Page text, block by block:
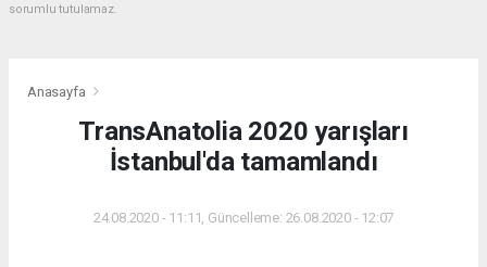
sorumlu tutulamaz.
Anasayfa
TransAnatolia 2020 yarışları
İstanbul'da tamamlandı
24.08.2020 - 11:11, Güncelleme: 26.08.2020 - 12:07